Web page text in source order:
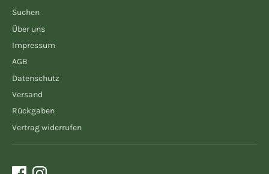
Suchen
Über uns
Impressum
AGB
Datenschutz
Versand
Rückgaben
Vertrag widerrufen